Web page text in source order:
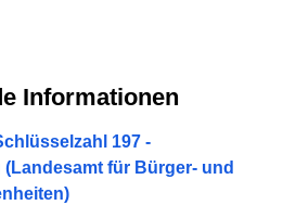
Informationen
197 -
für Bürger- und